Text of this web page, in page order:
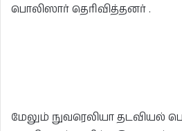
பொலிஸார் தெரிவித்தனர் .
மேலும் நுவரெலியா தடவியல்